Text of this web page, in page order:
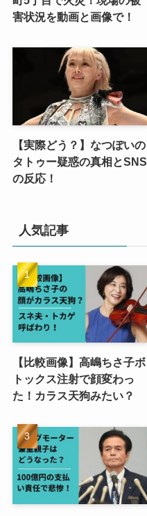
害状況を動画と画像で！
【実際どう？】なつぽいの
タトゥー疑惑の真相とSNS
の反応！
人気記事
【比較画像】高嶋ちさ子ボ
トックス注射で顔変わっ
た！カラス天狗みたい？